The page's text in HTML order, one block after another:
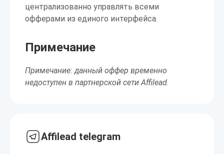
централизованно управлять всеми
офферами из единого интерфейса.
Примечание
Примечание: данный оффер временно
недоступен в партнерской сети Affilead.
Affilead telegram